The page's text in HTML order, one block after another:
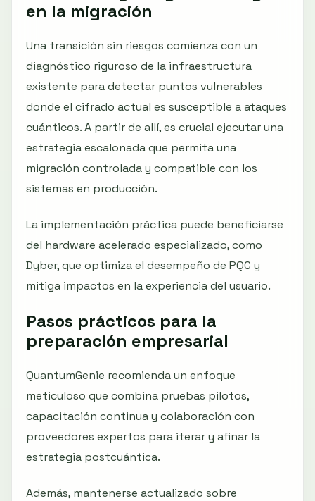
en la migración
Una transición sin riesgos comienza con un
diagnóstico riguroso de la infraestructura
existente para detectar puntos vulnerables
donde el cifrado actual es susceptible a ataques
cuánticos. A partir de allí, es crucial ejecutar una
estrategia escalonada que permita una
migración controlada y compatible con los
sistemas en producción.
La implementación práctica puede beneficiarse
del hardware acelerado especializado, como
Dyber, que optimiza el desempeño de PQC y
mitiga impactos en la experiencia del usuario.
Pasos prácticos para la
preparación empresarial
QuantumGenie recomienda un enfoque
meticuloso que combina pruebas pilotos,
capacitación continua y colaboración con
proveedores expertos para iterar y afinar la
estrategia postcuántica.
Además, mantenerse actualizado sobre